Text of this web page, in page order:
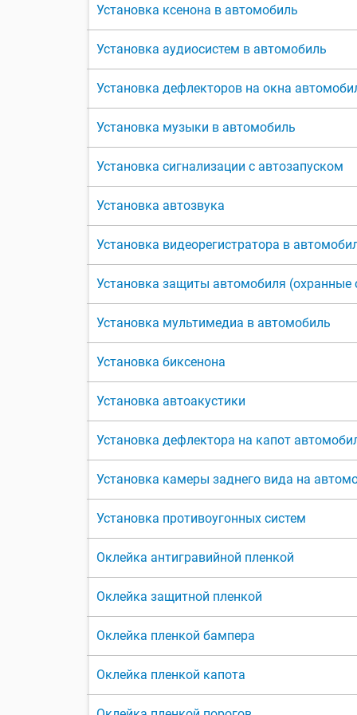
Установка ксенона в автомобиль
Установка аудиосистем в автомобиль
Установка дефлекторов на окна
Установка музыки в автомобиль
Установка сигнализации с автозапуском
Установка автозвука
Установка видеорегистратора в
Установка защиты автомобиля (охранные
Установка мультимедиа в автомобиль
Установка биксенона
Установка автоакустики
Установка дефлектора на капот
Установка камеры заднего вида на
Установка противоугонных систем
Оклейка антигравийной пленкой
Оклейка защитной пленкой
Оклейка пленкой бампера
Оклейка пленкой капота